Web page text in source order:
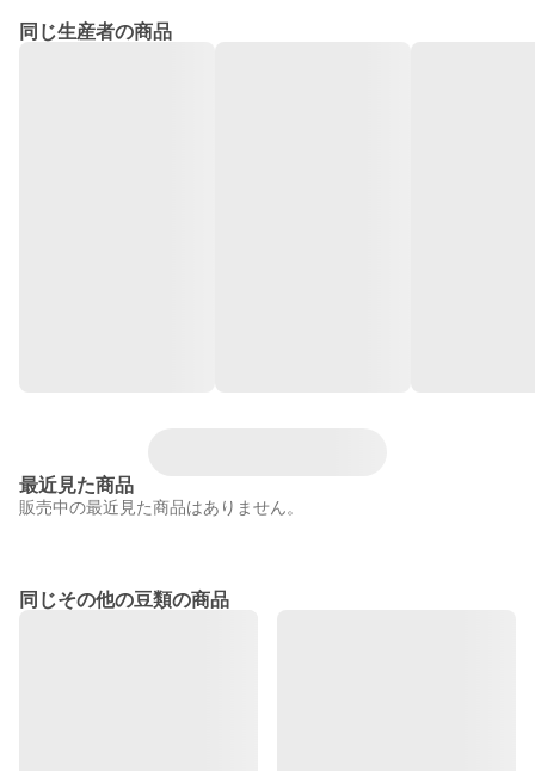
同じ生産者の商品
最近見た商品
販売中の最近見た商品はありません。
同じその他の豆類の商品